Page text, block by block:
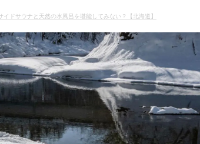
ドサウナと天然の水風呂を堪能してみない？【北海道】